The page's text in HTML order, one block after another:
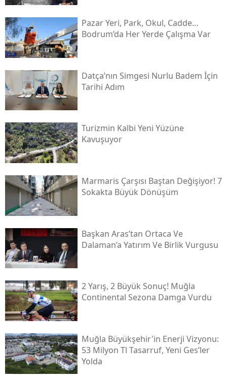
Pazar Yeri, Park, Okul, Cadde…
Bodrum’da Her Yerde Çalışma Var
Datça’nın Simgesi Nurlu Badem İçin
Tarihi Adım
Turizmin Kalbi Yeni Yüzüne
Kavuşuyor
Marmaris Çarşısı Baştan Değişiyor! 7
Sokakta Büyük Dönüşüm
Başkan Aras’tan Ortaca Ve
Dalaman’a Yatırım Ve Birlik Vurgusu
2 Yarış, 2 Büyük Sonuç! Muğla
Continental Sezona Damga Vurdu
Muğla Büyükşehir'in Enerji Vizyonu:
53 Milyon Tl Tasarruf, Yeni Ges’ler
Yolda